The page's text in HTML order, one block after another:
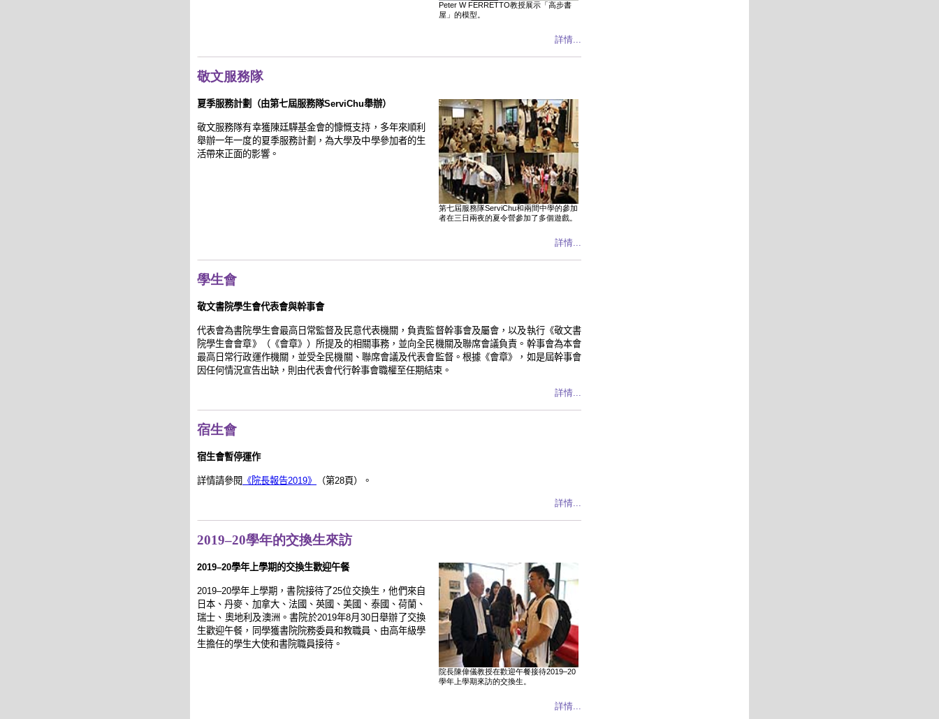
Peter W FERRETTO教授展示「高步書
屋」的模型。
詳情...
敬文服務隊
夏季服務計劃（由第七屆服務隊ServiChu舉辦）
敬文服務隊有幸獲陳廷驊基金會的慷慨支持，多年來順利
舉辦一年一度的夏季服務計劃，為大學及中學參加者的生
活帶來正面的影響。
第七屆服務隊ServiChu和兩間中學的參加
者在三日兩夜的夏令營參加了多個遊戲。
詳情...
學生會
敬文書院學生會代表會與幹事會
代表會為書院學生會最高日常監督及民意代表機關，負責監督幹事會及屬會，以及執行《敬文書
院學生會會章》（《會章》）所提及的相關事務，並向全民機關及聯席會議負責。幹事會為本會
最高日常行政運作機關，並受全民機關、聯席會議及代表會監督。根據《會章》，如是屆幹事會
因任何情況宣告出缺，則由代表會代行幹事會職權至任期結束。
詳情...
宿生會
宿生會暫停運作
詳情請參閱 《院長報告2019》 （第28頁）。
詳情...
2019–20學年的交換生來訪
2019–20學年上學期的交換生歡迎午餐
2019–20學年上學期，書院接待了25位交換生，他們來自
日本、丹麥、加拿大、法國、英國、美國、泰國、荷蘭、
瑞士、奧地利及澳洲。書院於2019年8月30日舉辦了交換
生歡迎午餐，同學獲書院院務委員和教職員、由高年級學
生擔任的學生大使和書院職員接待。
院長陳偉儀教授在歡迎午餐接待2019–20
學年上學期來訪的交換生。
詳情...